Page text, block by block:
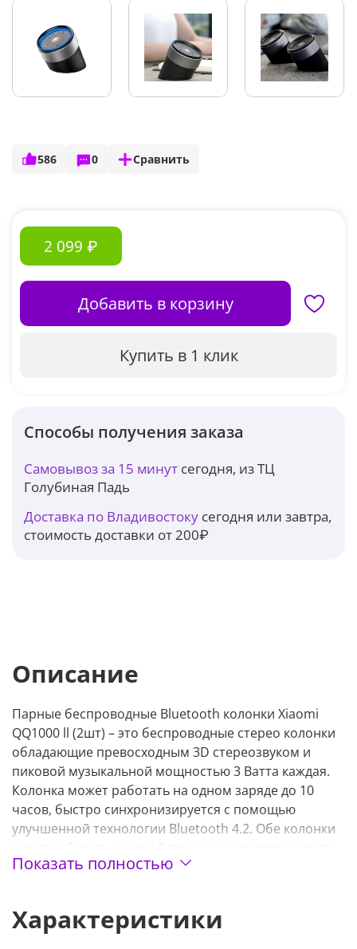
586 0 Сравнить
2 099 ₽
Добавить в корзину
Купить в 1 клик
Способы получения заказа
Самовывоз за 15 минут сегодня, из ТЦ
Голубиная Падь
Доставка по Владивостоку сегодня или завтра,
стоимость доставки от 200₽
Описание
Парные беспроводные Bluetooth колонки Xiaomi
QQ1000 ll (2шт) – это беcпроводные стерео колонки
обладающие превосходным 3D стереозвуком и
пиковой музыкальной мощностью 3 Ватта каждая.
Колонка может работать на одном заряде до 10
часов, быстро синхронизируется с помощью
улучшенной технологии Bluetooth 4.2. Обе колонки
могут работать с устройствами как по отдельности,
так и в стерео паре.
Показать полностью
Характеристики